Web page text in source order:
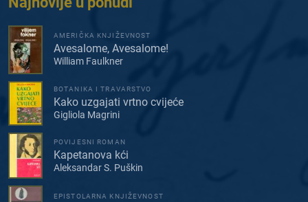
AMERIČKA KNJIŽEVNOST
Avesalome, Avesalome!
William Faulkner
BOTANIKA I TRAVARSTVO
Kako uzgajati vrtno cvijeće
Gigliola Magrini
POVIJESNI ROMAN
Kapetanova kći
Aleksandar S. Puškin
EPISTOLARNA KNJIŽEVNOST